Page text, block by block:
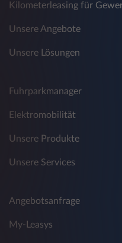
Kilometerleasing für
Unsere Angebote
Unsere Lösungen
Fuhrparkmanager
Elektromobilität
Unsere Produkte
Unsere Services
Angebotsanfrage
My-Leasys